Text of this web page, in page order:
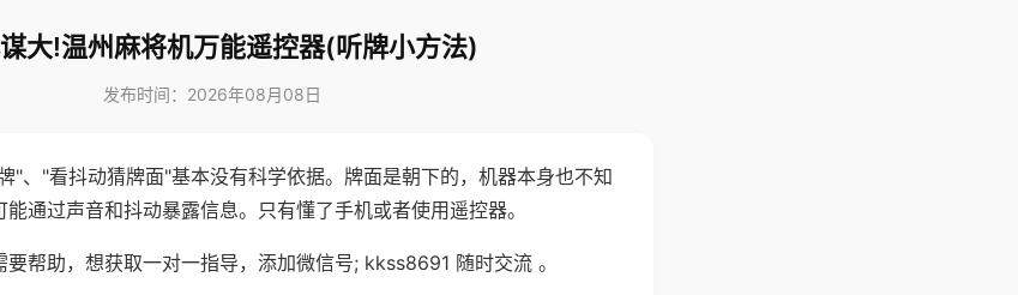
大!温州麻将机万能遥控器(听牌小方法)
发布时间：2026年08月08日
"、"看抖动猜牌面"基本没有科学依据。牌面是朝下的，机器本身也不知
通过声音和抖动暴露信息。只有懂了手机或者使用遥控器。
帮助，想获取一对一指导，添加微信号; kkss8691 随时交流 。